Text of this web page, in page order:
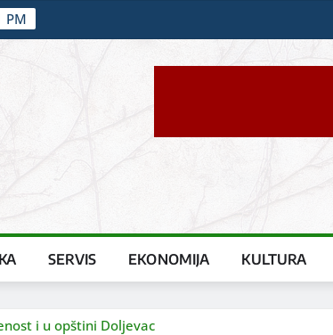
PM
SERVIS EKONOMIJA KULTURA
i u opštini Doljevac